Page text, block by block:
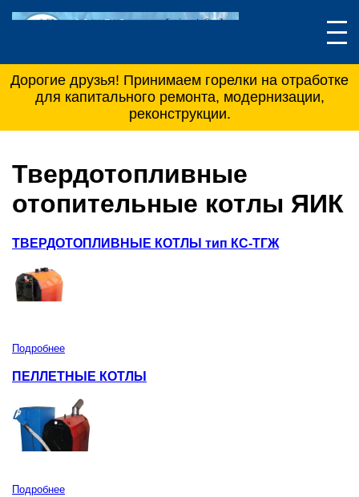
Дорогие друзья! Принимаем горелки на отработке
для капитального ремонта, модернизации,
реконструкции.
Твердотопливные
отопительные котлы ЯИК
ТВЕРДОТОПЛИВНЫЕ КОТЛЫ тип КС-ТГЖ
Подробнее
ПЕЛЛЕТНЫЕ КОТЛЫ
Подробнее